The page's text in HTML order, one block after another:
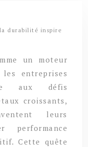
durabilité inspire
un moteur
entreprises
aux défis
croissants,
leurs
performance
Cette quête